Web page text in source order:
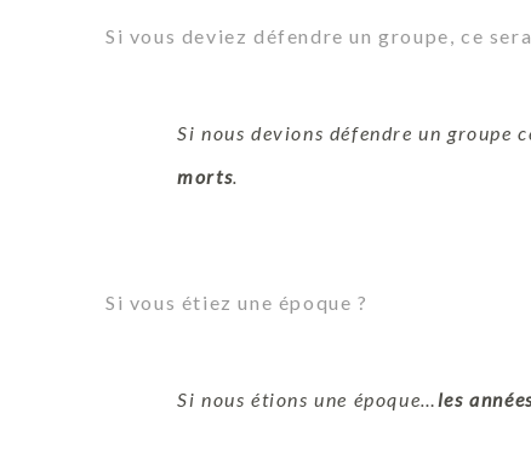
Si vous deviez défendre un groupe, ce
Si nous devions défendre un groupe
morts.
Si vous étiez une époque ?
Si nous étions une époque…les